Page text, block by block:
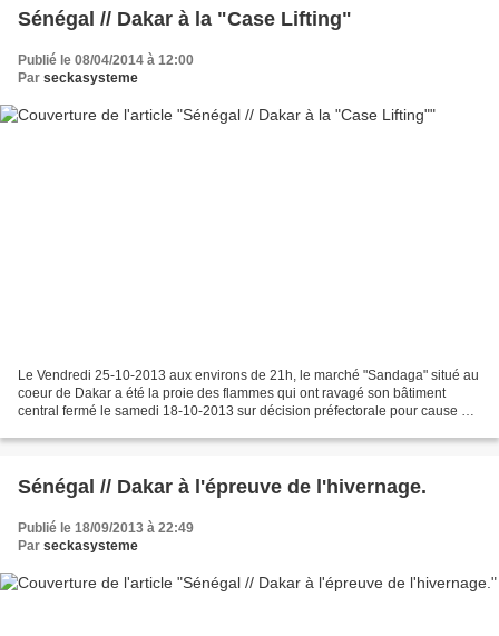
Sénégal // Dakar à la "Case Lifting"
Publié le 08/04/2014 à 12:00
Par seckasysteme
Le Vendredi 25-10-2013 aux environs de 21h, le marché "Sandaga" situé au
coeur de Dakar a été la proie des flammes qui ont ravagé son bâtiment
central fermé le samedi 18-10-2013 sur décision préfectorale pour cause de
Sénégal // Dakar à l'épreuve de l'hivernage.
Publié le 18/09/2013 à 22:49
Par seckasysteme